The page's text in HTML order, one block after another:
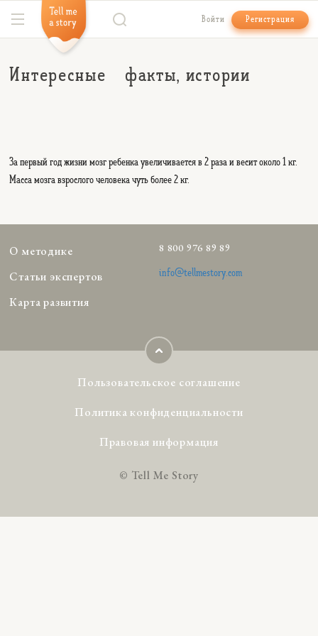
Войти Регистрация
Интересные факты, истории
За первый год жизни мозг ребенка увеличивается в 2 раза и весит около 1 кг.
Масса мозга взрослого человека чуть более 2 кг.
О методике
Статьи экспертов
Карта развития
8 800 976 89 89
info@tellmestory.com
Пользовательское соглашение
Политика конфиденциальности
Правовая информация
© Tell Me Story